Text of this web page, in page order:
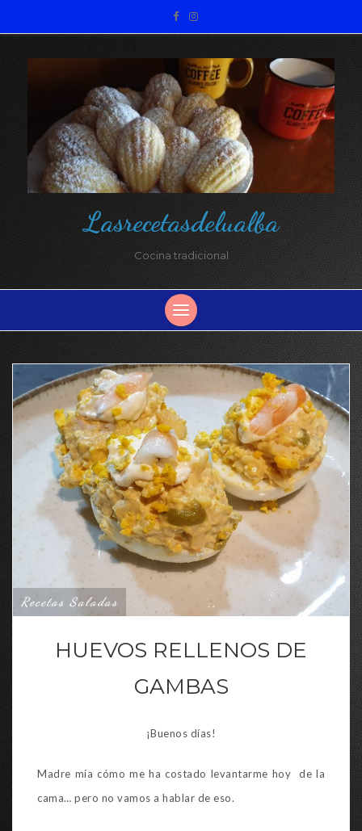
Lasrecetasdelualba
Cocina tradicional
Recetas Saladas
HUEVOS RELLENOS DE
GAMBAS
¡Buenos días!
Madre mía cómo me ha costado levantarme hoy de la
cama… pero no vamos a hablar de eso.